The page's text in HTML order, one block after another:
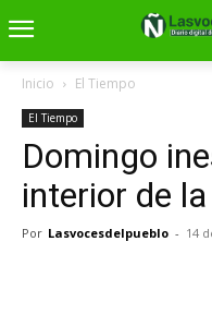
Inicio El Tiempo
El Tiempo
Domingo
interior de
Por Lasvocesdelpueblo - 14